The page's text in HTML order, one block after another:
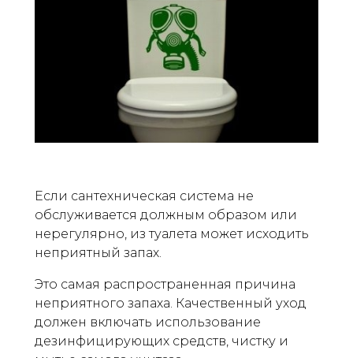
Если сантехническая система не
обслуживается должным образом или
нерегулярно, из туалета может исходить
неприятный запах.
Это самая распространенная причина
неприятного запаха. Качественный уход
должен включать использование
дезинфицирующих средств, чистку и